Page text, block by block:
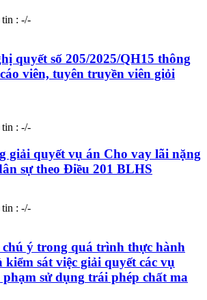
tin : -/-
quyết số 205/2025/QH15 thông
viên, tuyên truyền viên giỏi
tin : -/-
giải quyết vụ án Cho vay lãi nặng
sự theo Điều 201 BLHS
tin : -/-
chú ý trong quá trình thực hành
kiểm sát việc giải quyết các vụ
phạm sửdụng trái phép chất ma